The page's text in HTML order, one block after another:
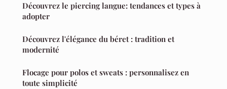
Découvrez le piercing langue: tendances et types à
adopter
Découvrez l'élégance du béret : tradition et
modernité
Flocage pour polos et sweats : personnalisez en
toute simplicité